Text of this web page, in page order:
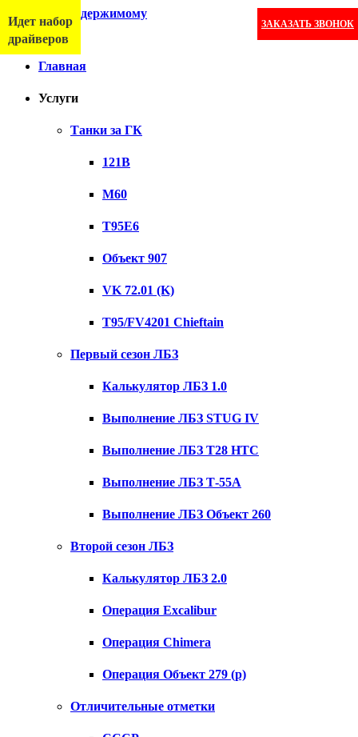
Перейти к содержимому
ЗАКАЗАТЬ ЗВОНОК
Меню
Главная
Услуги
Танки за ГК
121B
M60
T95E6
Объект 907
VK 72.01 (K)
T95/FV4201 Chieftain
Первый сезон ЛБЗ
Калькулятор ЛБЗ 1.0
Выполнение ЛБЗ STUG IV
Выполнение ЛБЗ T28 HTC
Выполнение ЛБЗ Т-55А
Выполнение ЛБЗ Объект 260
Второй сезон ЛБЗ
Калькулятор ЛБЗ 2.0
Операция Excalibur
Операция Chimera
Операция Объект 279 (р)
Отличительные отметки
Идет набор
драйверов